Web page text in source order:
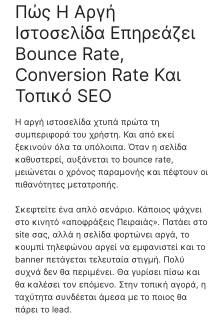
Πώς Η Αργή
Ιστοσελίδα Επηρεάζει
Bounce Rate,
Conversion Rate Και
Τοπικό SEO
Η αργή ιστοσελίδα χτυπά πρώτα τη
συμπεριφορά του χρήστη. Και από εκεί
ξεκινούν όλα τα υπόλοιπα. Όταν η σελίδα
καθυστερεί, αυξάνεται το bounce rate,
μειώνεται ο χρόνος παραμονής και πέφτουν οι
πιθανότητες μετατροπής.
Σκεφτείτε ένα απλό σενάριο. Κάποιος ψάχνει
στο κινητό «αποφράξεις Πειραιάς». Πατάει στο
site σας, αλλά η σελίδα φορτώνει αργά, το
κουμπί τηλεφώνου αργεί να εμφανιστεί και το
banner πετάγεται τελευταία στιγμή. Πολύ
συχνά δεν θα περιμένει. Θα γυρίσει πίσω και
θα καλέσει τον επόμενο. Στην τοπική αγορά, η
ταχύτητα συνδέεται άμεσα με το ποιος θα
πάρει το lead.